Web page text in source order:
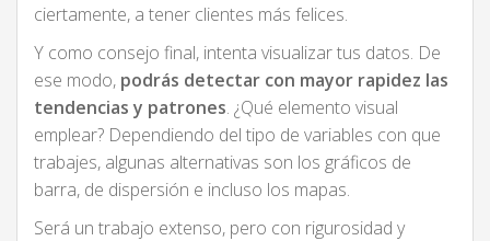
ciertamente, a tener clientes más felices.
Y como consejo final, intenta visualizar tus datos. De
ese modo, podrás detectar con mayor rapidez las
tendencias y patrones. ¿Qué elemento visual
emplear? Dependiendo del tipo de variables con que
trabajes, algunas alternativas son los gráficos de
barra, de dispersión e incluso los mapas.
Será un trabajo extenso, pero con rigurosidad y